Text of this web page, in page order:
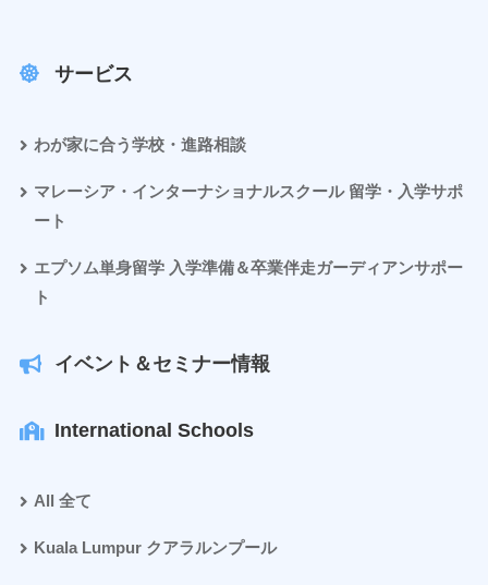
サービス
わが家に合う学校・進路相談
マレーシア・インターナショナルスクール 留学・入学サポ
ート
エプソム単身留学 入学準備＆卒業伴走ガーディアンサポー
ト
イベント＆セミナー情報
International Schools
All 全て
Kuala Lumpur クアラルンプール